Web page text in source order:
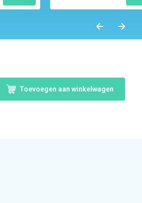
Toevoegen aan winkelwagen